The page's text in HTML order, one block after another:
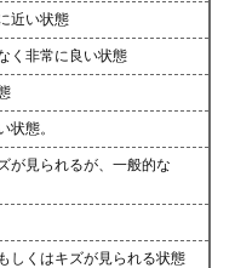
近い状態
く非常に良い状態
状態。
が見られるが、一般的な
しくはキズが見られる状態